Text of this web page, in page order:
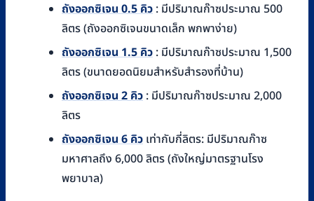
ถังออกซิเจน 0.5 คิว : มีปริมาณก๊าซประมาณ 500
ลิตร (ถังออกซิเจนขนาดเล็ก พกพาง่าย)
ถังออกซิเจน 1.5 คิว : มีปริมาณก๊าซประมาณ 1,500
ลิตร (ขนาดยอดนิยมสำหรับสำรองที่บ้าน)
ถังออกซิเจน 2 คิว : มีปริมาณก๊าซประมาณ 2,000
ลิตร
ถังออกซิเจน 6 คิว เท่ากับกี่ลิตร: มีปริมาณก๊าซ
มหาศาลถึง 6,000 ลิตร (ถังใหญ่มาตรฐานโรง
พยาบาล)